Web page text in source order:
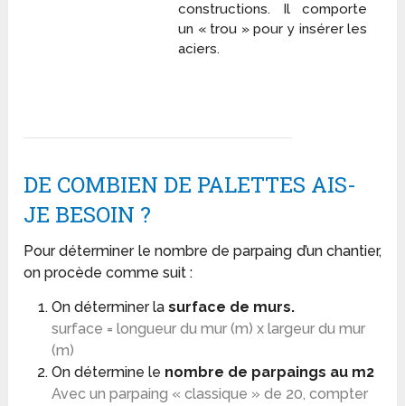
constructions. Il comporte
un « trou » pour y insérer les
aciers.
DE COMBIEN DE PALETTES AIS-
JE BESOIN ?
Pour déterminer le nombre de parpaing d’un chantier,
on procède comme suit :
On déterminer la surface de murs.
surface = longueur du mur (m) x largeur du mur
(m)
On détermine le nombre de parpaings au m2
Avec un parpaing « classique » de 20, compter